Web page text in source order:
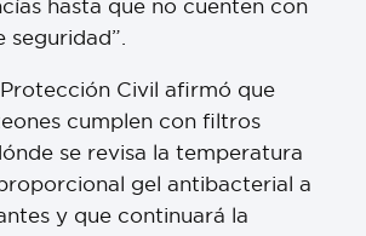
hasta que no cuenten con
seguridad”.
Civil afirmó que
cumplen con filtros
se revisa la temperatura
gel antibacterial a
y que continuará la